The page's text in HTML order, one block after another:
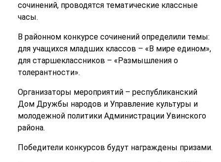
сочинений, проводятся тематические классные
часы.
В районном конкурсе сочинений определили темы:
для учащихся младших классов – «В мире едином»,
для старшеклассников – «Размышления о
толерантности».
Организаторы мероприятий – республиканский
Дом Дружбы народов и Управление культуры и
молодежной политики Администрации Увинского
района.
Победители конкурсов будут награждены призами.